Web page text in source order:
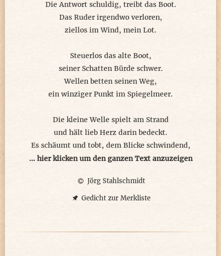
Die Antwort schuldig, treibt das Boot.
Das Ruder irgendwo verloren,
ziellos im Wind, mein Lot.
Steuerlos das alte Boot,
seiner Schatten Bürde schwer.
Wellen betten seinen Weg,
ein winziger Punkt im Spiegelmeer.
Die kleine Welle spielt am Strand
und hält lieb Herz darin bedeckt.
Es schäumt und tobt, dem Blicke schwindend,
von einem Seestern gut versteckt.
Lass uns doch die Wolke sein,
Himmelsstürmer trotz Gefahr.
... hier klicken um den ganzen Text anzuzeigen
Jörg Stahlschmidt
Gedicht zur Merkliste